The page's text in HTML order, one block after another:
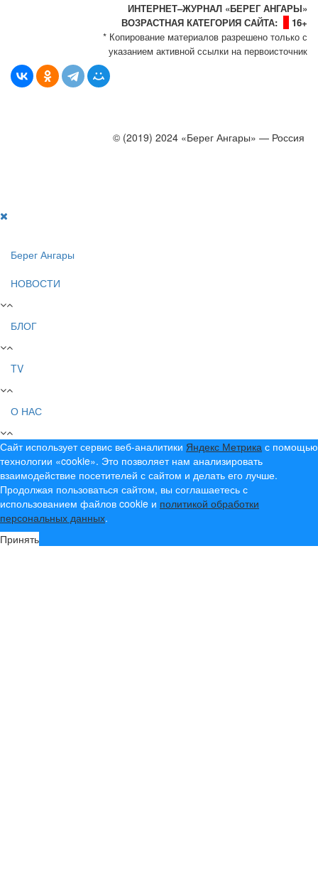
ИНТЕРНЕТ–ЖУРНАЛ «БЕРЕГ АНГАРЫ»
ВОЗРАСТНАЯ КАТЕГОРИЯ САЙТА:
16+
* Копирование материалов разрешено только с
указанием активной ссылки на первоисточник
© (2019) 2024 «Берег Ангары» — Россия
Берег Ангары
НОВОСТИ
БЛОГ
TV
О НАС
Сайт использует сервис веб-аналитики Яндекс Метрика с помощью
технологии «cookie». Это позволяет нам анализировать
взаимодействие посетителей с сайтом и делать его лучше.
Продолжая пользоваться сайтом, вы соглашаетесь с
использованием файлов cookie и политикой обработки
персональных данных.
Принять